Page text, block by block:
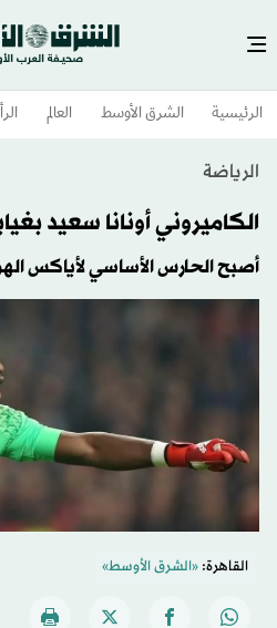
الرئيسية الشرق الأوسط​ العالم
الرياضة
الكاميروني أونانا سعيد
أصبح الحارس الأساسي لأياكس
القاهرة:«الشرق الأوسط»